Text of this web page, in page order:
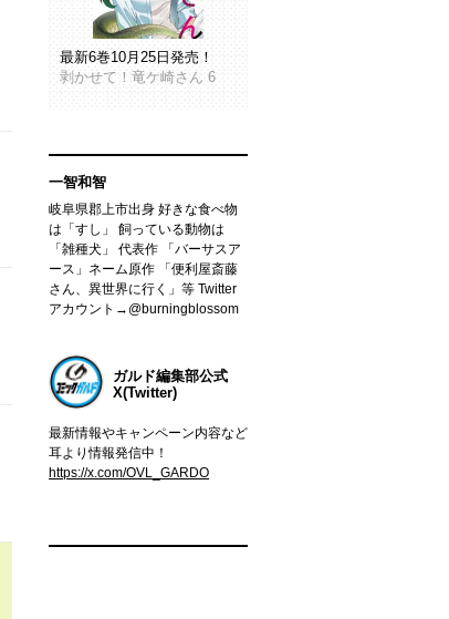
最新6巻10月25日発売！
剥かせて！竜ケ崎さん 6
一智和智
岐阜県郡上市出身 好きな食べ物
は「すし」 飼っている動物は
「雑種犬」 代表作 「バーサスア
ース」ネーム原作 「便利屋斎藤
さん、異世界に行く」等 Twitter
アカウント→@burningblossom
ガルド編集部公式
X(Twitter)
最新情報やキャンペーン内容など
耳より情報発信中！
https://x.com/OVL_GARDO